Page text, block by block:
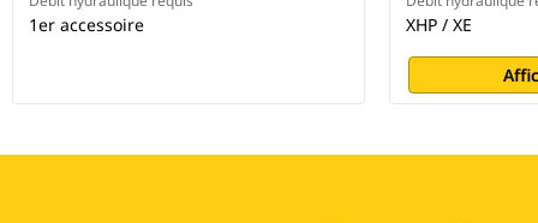
1er accessoire XHP / XE